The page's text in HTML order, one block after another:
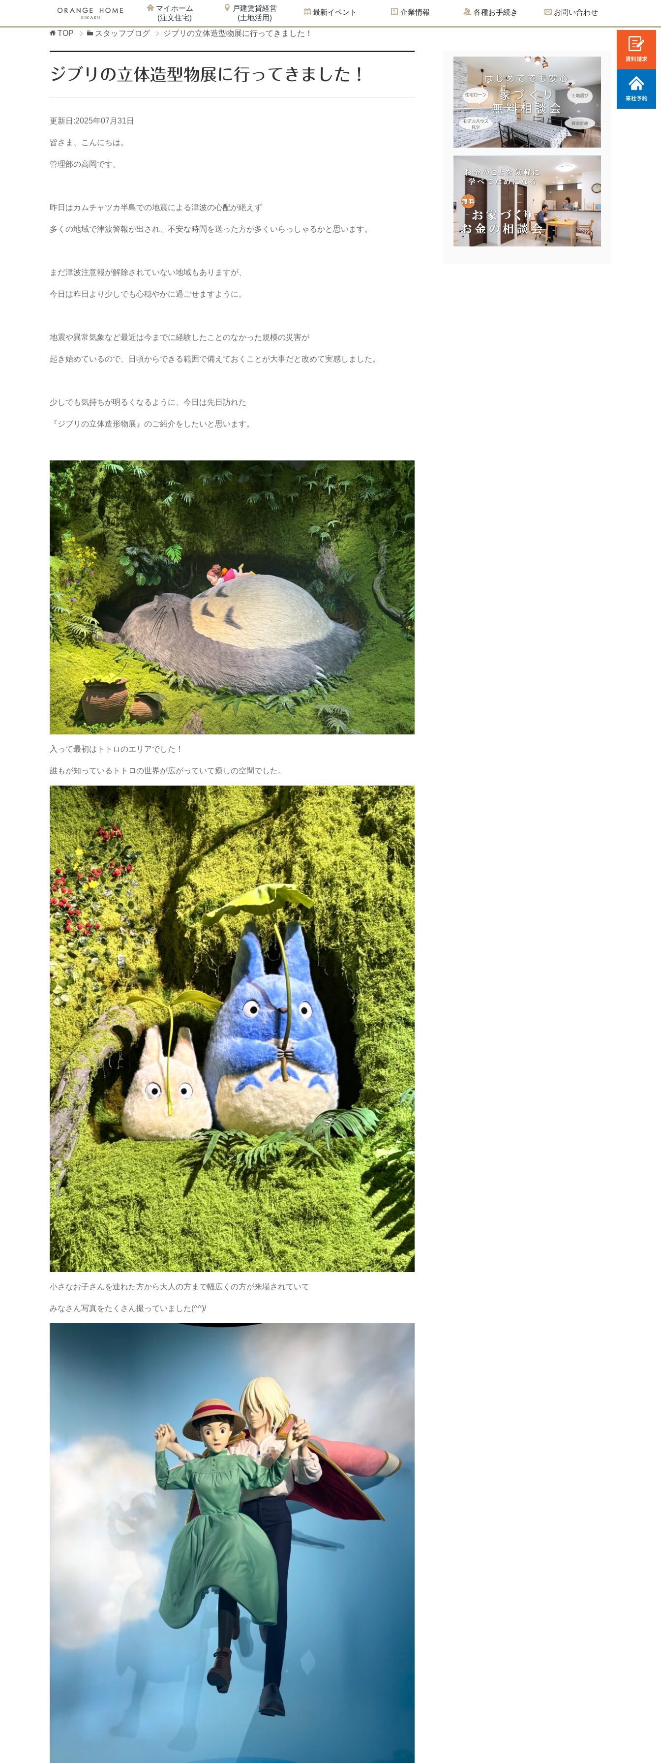
マイホーム
(注文住宅)
戸建賃貸経営
(土地活用)
最新イベント 企業情報 各種お手続き お問い合わせ
TOP スタッフブログ ジブリの立体造型物展に行ってきました！
ジブリの立体造型物展に行ってきました！
更新日:2025年07月31日
皆さま、こんにちは。
管理部の高岡です。
昨日はカムチャツカ半島での地震による津波の心配が絶えず
多くの地域で津波警報が出され、不安な時間を送った方が多くいらっしゃるかと思います。
まだ津波注意報が解除されていない地域もありますが、
今日は昨日より少しでも心穏やかに過ごせますように。
地震や異常気象など最近は今までに経験したことのなかった規模の災害が
起き始めているので、日頃からできる範囲で備えておくことが大事だと改めて実感しました。
少しでも気持ちが明るくなるように、今日は先日訪れた
『ジブリの立体造形物展』のご紹介をしたいと思います。
入って最初はトトロのエリアでした！
誰もが知っているトトロの世界が広がっていて癒しの空間でした。
小さなお子さんを連れた方から大人の方まで幅広くの方が来場されていて
みなさん写真をたくさん撮っていました(^^)/